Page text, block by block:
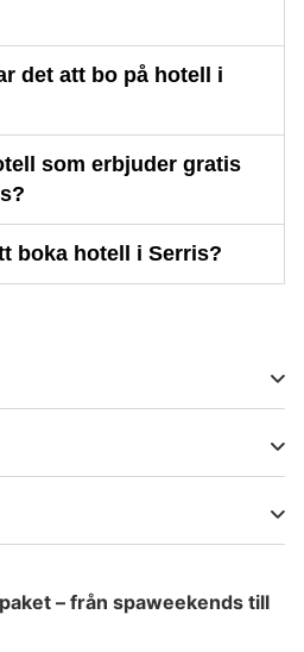
det att bo på hotell i
som erbjuder gratis
boka hotell i Serris?
– från spaweekends till